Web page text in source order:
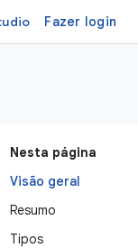
Fazer login
Nesta página
Visão geral
Resumo
Tipos